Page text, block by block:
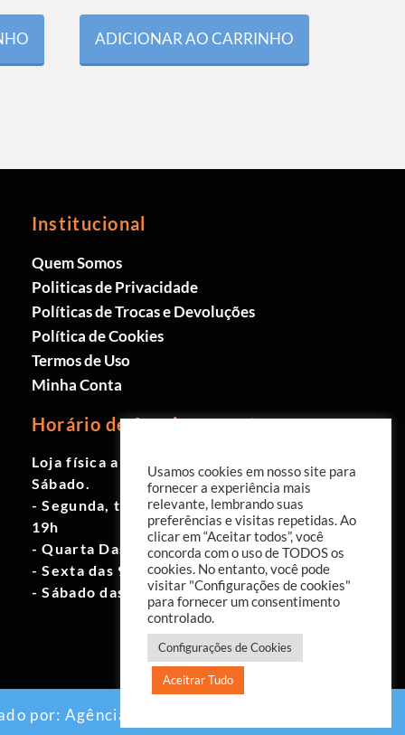
ADICIONAR AO CARRINHO
Institucional
Quem Somos
Politicas de Privacidade
Políticas de Trocas e Devoluções
Política de Cookies
Termos de Uso
Minha Conta
Horário de funcionamento
Loja física aberta de Segunda à
Sábado.
- Segunda, terça e quinta das 9h às
19h
- Quarta Das 10h às 18h
- Sexta das 9h às 18h
- Sábado das 10h às 17h
por: Agência EAB Digital
Usamos cookies em nosso site para
fornecer a experiência mais
relevante, lembrando suas
preferências e visitas repetidas. Ao
clicar em “Aceitar todos”, você
concorda com o uso de TODOS os
cookies. No entanto, você pode
visitar "Configurações de cookies"
para fornecer um consentimento
controlado.
Configurações de Cookies
Aceitrar Tudo